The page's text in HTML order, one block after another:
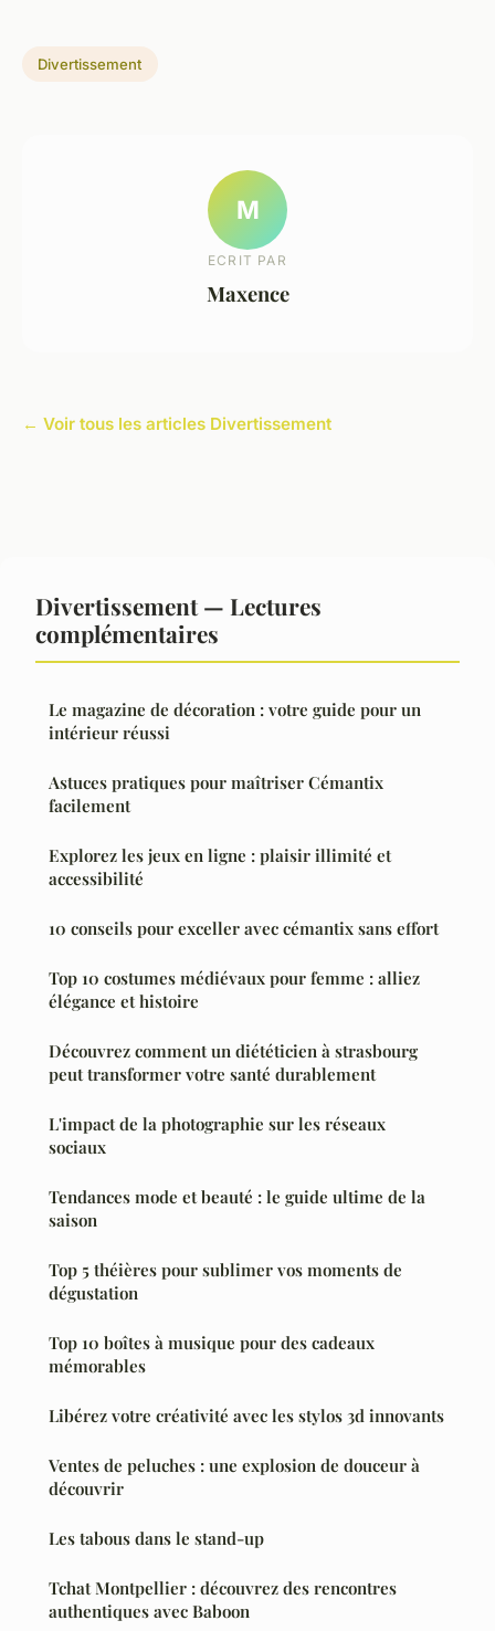
Divertissement
M
ECRIT PAR
Maxence
← Voir tous les articles Divertissement
Divertissement — Lectures
complémentaires
Le magazine de décoration : votre guide pour un
intérieur réussi
Astuces pratiques pour maîtriser Cémantix
facilement
Explorez les jeux en ligne : plaisir illimité et
accessibilité
10 conseils pour exceller avec cémantix sans effort
Top 10 costumes médiévaux pour femme : alliez
élégance et histoire
Découvrez comment un diététicien à strasbourg
peut transformer votre santé durablement
L'impact de la photographie sur les réseaux
sociaux
Tendances mode et beauté : le guide ultime de la
saison
Top 5 théières pour sublimer vos moments de
dégustation
Top 10 boîtes à musique pour des cadeaux
mémorables
Libérez votre créativité avec les stylos 3d innovants
Ventes de peluches : une explosion de douceur à
découvrir
Les tabous dans le stand-up
Tchat Montpellier : découvrez des rencontres
authentiques avec Baboon